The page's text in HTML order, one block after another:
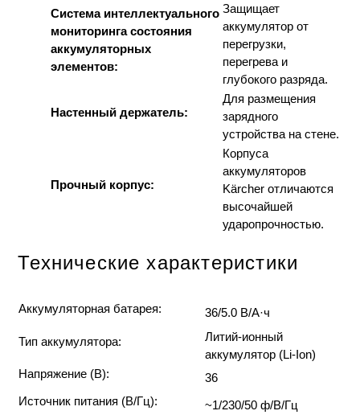
Система интеллектуального
мониторинга состояния
аккумуляторных
элементов:
Защищает
аккумулятор от
перегрузки,
перегрева и
глубокого разряда.
Настенный держатель:
Для размещения
зарядного
устройства на стене.
Прочный корпус:
Корпуса
аккумуляторов
Kärcher отличаются
высочайшей
ударопрочностью.
Технические характеристики
Аккумуляторная батарея: 36/5.0 В/А·ч
Тип аккумулятора:
Литий-ионный
аккумулятор (Li-Ion)
Напряжение (В):
36
Источник питания (В/Гц):
~1/230/50 ф/В/Гц